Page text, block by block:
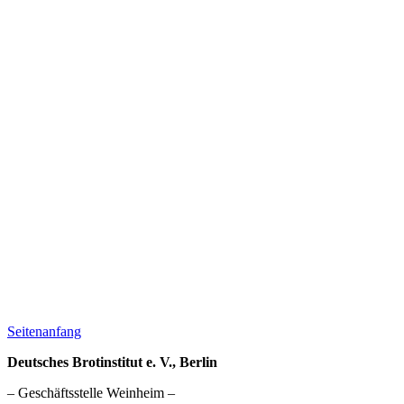
Seitenanfang
Deutsches Brotinstitut e. V., Berlin
– Geschäftsstelle Weinheim –